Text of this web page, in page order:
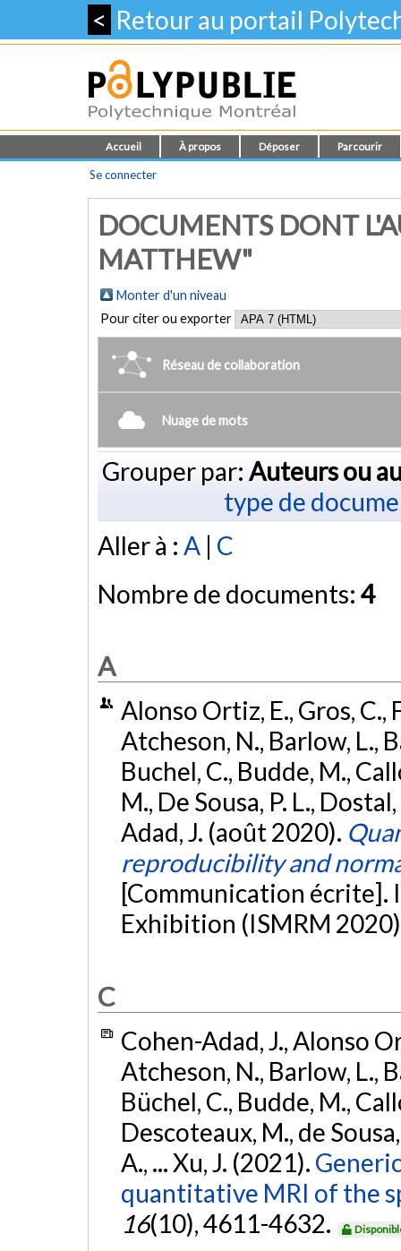
< Retour au portail
Accueil À propos Déposer Parcourir
Se connecter
DOCUMENTS DONT
MATTHEW"
Monter d'un niveau
Pour citer ou exporter
Réseau de collaboration
Nuage de mots
Grouper par: Auteurs ou
type de
Aller à : A | C
Nombre de documents: 4
A
Alonso Ortiz, E., Gros, C.,
Atcheson, N., Barlow, L.,
Buchel, C., Budde, M.,
M., De Sousa, P. L.,
Adad, J. (août 2020).
reproducibility and
[Communication écrite].
Exhibition (ISMRM
C
Cohen-Adad, J., Alonso
Atcheson, N., Barlow, L.,
Büchel, C., Budde, M.,
Descoteaux, M., de
A., ... Xu, J. (2021).
quantitative MRI of the
16(10), 4611-4632.